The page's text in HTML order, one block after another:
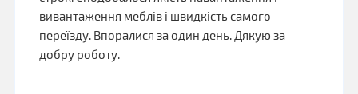
вивантаження меблів і швидкість самого
переїзду. Впоралися за один день. Дякую за
добру роботу.